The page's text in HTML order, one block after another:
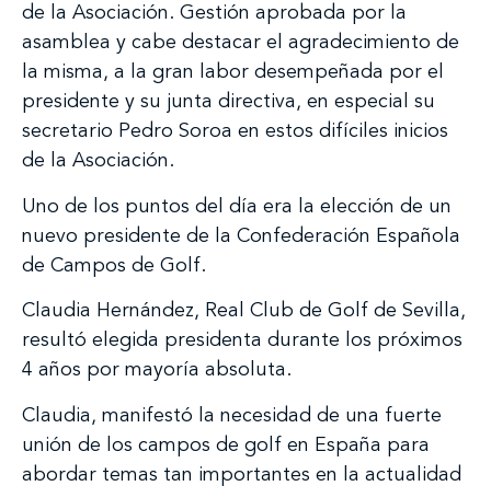
de la Asociación. Gestión aprobada por la
asamblea y cabe destacar el agradecimiento de
la misma, a la gran labor desempeñada por el
presidente y su junta directiva, en especial su
secretario Pedro Soroa en estos difíciles inicios
de la Asociación.
Uno de los puntos del día era la elección de un
nuevo presidente de la Confederación Española
de Campos de Golf.
Claudia Hernández, Real Club de Golf de Sevilla,
resultó elegida presidenta durante los próximos
4 años por mayoría absoluta.
Claudia, manifestó la necesidad de una fuerte
unión de los campos de golf en España para
abordar temas tan importantes en la actualidad